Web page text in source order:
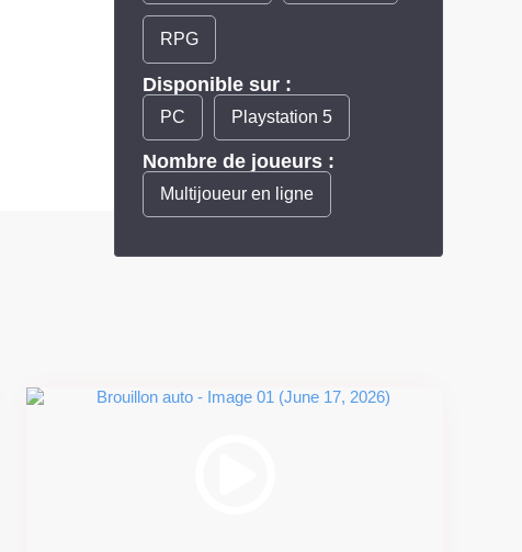
RPG
Disponible sur :
PC Playstation 5
Nombre de joueurs :
Multijoueur en ligne